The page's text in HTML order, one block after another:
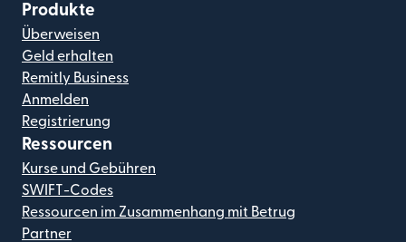
Produkte
Überweisen
Geld erhalten
Remitly Business
Anmelden
Registrierung
Ressourcen
Kurse und Gebühren
SWIFT-Codes
Ressourcen im Zusammenhang mit Betrug
Partner